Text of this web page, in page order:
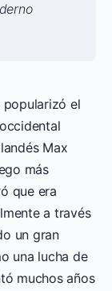
el
Max
más
que era
a través
un gran
una lucha de
muchos años